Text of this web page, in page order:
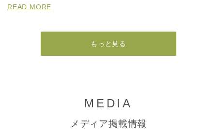
READ MORE
もっと見る
MEDIA
メディア掲載情報